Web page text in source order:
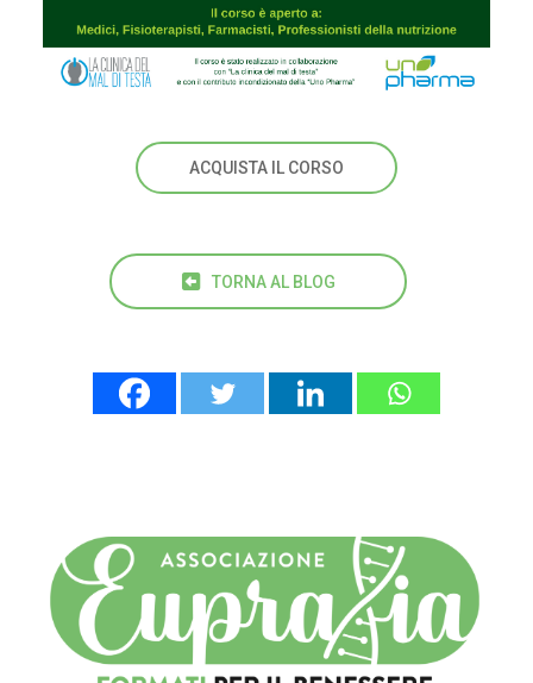
ACQUISTA IL CORSO
TORNA AL BLOG